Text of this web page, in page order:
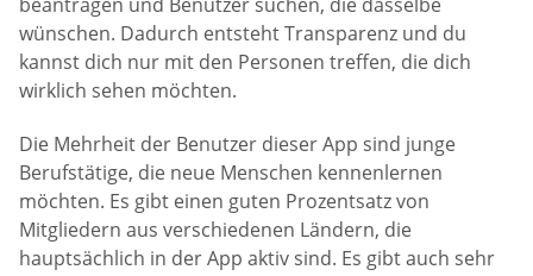
wünschen. Dadurch entsteht Transparenz und du
kannst dich nur mit den Personen treffen, die dich
wirklich sehen möchten.
Die Mehrheit der Benutzer dieser App sind junge
Berufstätige, die neue Menschen kennenlernen
möchten. Es gibt einen guten Prozentsatz von
Mitgliedern aus verschiedenen Ländern, die
hauptsächlich in der App aktiv sind. Es gibt auch sehr